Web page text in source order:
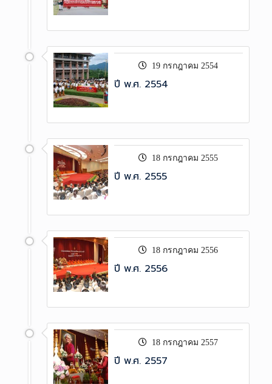
19 กรกฎาคม 2554
ปี พ.ศ. 2554
18 กรกฎาคม 2555
ปี พ.ศ. 2555
18 กรกฎาคม 2556
ปี พ.ศ. 2556
18 กรกฎาคม 2557
ปี พ.ศ. 2557